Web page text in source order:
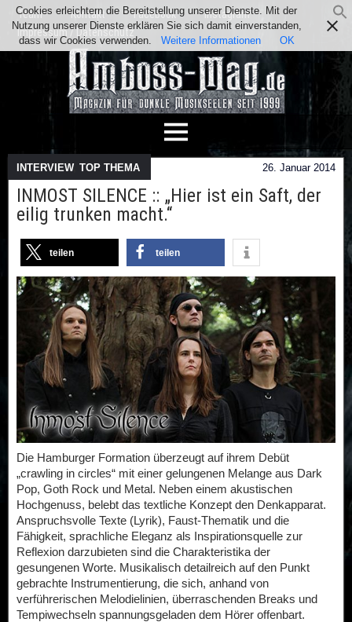
Team Kontakt Facebook
Instagram
Impressum / Datenschutz
INTERVIEW, TOP THEMA 26. Januar 2014
INMOST SILENCE :: „Hier ist ein Saft, der
eilig trunken macht.“
teilen teilen
Die Hamburger Formation überzeugt auf ihrem Debüt
„crawling in circles“ mit einer gelungenen Melange aus Dark
Pop, Goth Rock und Metal. Neben einem akustischen
Hochgenuss, belebt das textliche Konzept den Denkapparat.
Anspruchsvolle Texte (Lyrik), Faust-Thematik und die
Fähigkeit, sprachliche Eleganz als Inspirationsquelle zur
Reflexion darzubieten sind die Charakteristika der
gesungenen Worte. Musikalisch detailreich auf den Punkt
gebrachte Instrumentierung, die sich, anhand von
verführerischen Melodielinien, überraschenden Breaks und
Tempiwechseln spannungsgeladen dem Hörer offenbart.
Cookies erleichtern die Bereitstellung unserer Dienste. Mit der
Nutzung unserer Dienste erklären Sie sich damit einverstanden,
dass wir Cookies verwenden.
Weitere Informationen OK